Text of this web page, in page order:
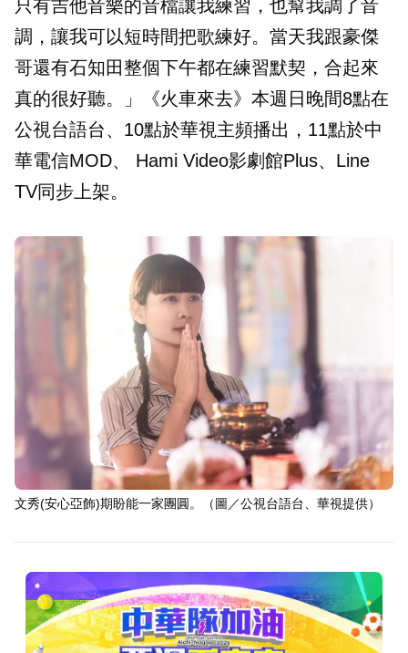
只有吉他音樂的音檔讓我練習，也幫我調了音
調，讓我可以短時間把歌練好。當天我跟豪傑
哥還有石知田整個下午都在練習默契，合起來
真的很好聽。」《火車來去》本週日晚間8點在
公視台語台、10點於華視主頻播出，11點於中
華電信MOD、 Hami Video影劇館Plus、Line
TV同步上架。
文秀(安心亞飾)期盼能一家團圓。（圖／公視台語台、華視提供）